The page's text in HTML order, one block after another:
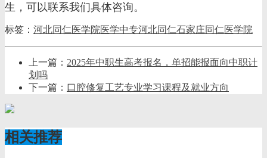
生，可以联系我们具体咨询。
标签： 河北同仁医学院医学中专河北同仁石家庄同仁医学院
上一篇： 2025年中职生高考报名，单招能报面向中职计
划吗
下一篇： 口腔修复工艺专业学习课程及就业方向
相关推荐